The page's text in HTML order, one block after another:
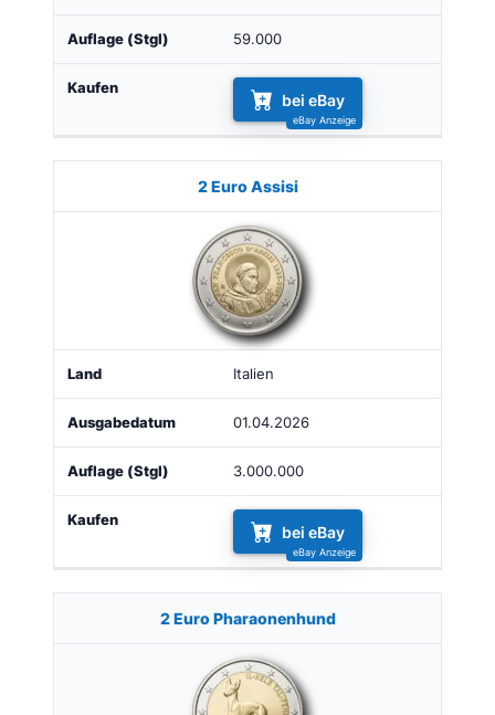
59.000
bei eBay
2 Euro Assisi
Italien
01.04.2026
3.000.000
bei eBay
2 Euro Pharaonenhund